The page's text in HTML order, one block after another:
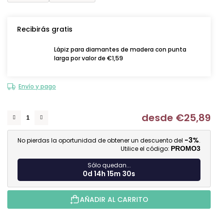
Recibirás gratis
Lápiz para diamantes de madera con punta
larga por valor de €1,59
Envío y pago
desde €25,89
No pierdas la oportunidad de obtener un descuento del -3%.
Utilice el código: PROMO3
Sólo quedan...
0d 14h 15m 29s
AÑADIR AL CARRITO